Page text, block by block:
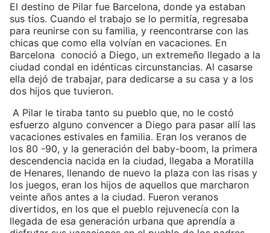
El destino de Pilar fue Barcelona, donde ya estaban
sus tíos. Cuando el trabajo se lo permitía, regresaba
para reunirse con su familia, y reencontrarse con las
chicas que como ella volvían en vacaciones. En
Barcelona conoció a Diego, un extremeño llegado a la
ciudad condal en idénticas circunstancias. Al casarse
ella dejó de trabajar, para dedicarse a su casa y a los
dos hijos que tuvieron.
A Pilar le tiraba tanto su pueblo que, no le costó
esfuerzo alguno convencer a Diego para pasar allí las
vacaciones estivales en familia. Eran los veranos de
los 80 -90, y la generación del baby-boom, la primera
descendencia nacida en la ciudad, llegaba a Moratilla
de Henares, llenando de nuevo la plaza con las risas y
los juegos, eran los hijos de aquellos que marcharon
veinte años antes a la ciudad. Fueron veranos
divertidos, en los que el pueblo rejuvenecía con la
llegada de esa generación urbana que aprendía a